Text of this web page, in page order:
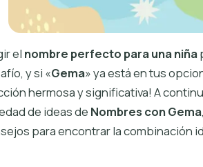
el nombre perfecto para una niña
y si «Gema» ya está en tus
hermosa y significativa! A
de ideas de Nombres con Gema
para encontrar la combinación